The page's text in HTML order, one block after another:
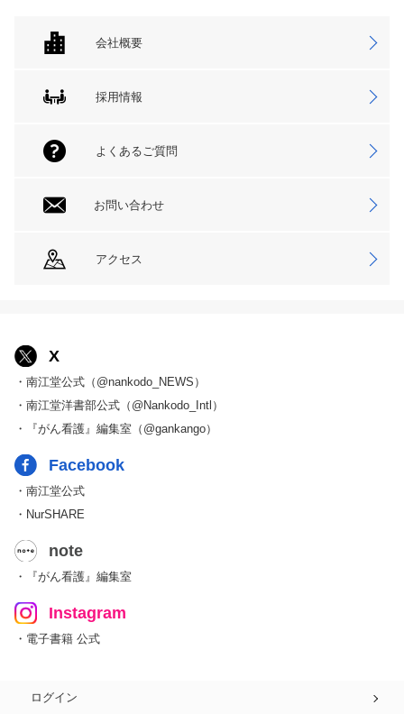
会社概要
採用情報
よくあるご質問
お問い合わせ
アクセス
X
・南江堂公式（@nankodo_NEWS）
・南江堂洋書部公式（@Nankodo_Intl）
・『がん看護』編集室（@gankango）
Facebook
・南江堂公式
・NurSHARE
note
・『がん看護』編集室
Instagram
・電子書籍 公式
ログイン